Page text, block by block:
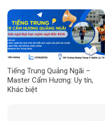
Tiếng Trung Quảng Ngãi –
Master Cẩm Hương: Uy tín,
Khác biệt